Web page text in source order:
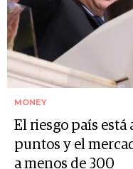
MONEY
El riesgo país
puntos y el
a menos de 300